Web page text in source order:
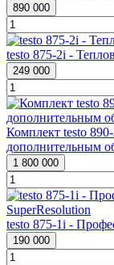
890 000
testo 875-2i -
249 000
Комплект testo
дополнительным
1 800 000
testo 875-1i -
190 000